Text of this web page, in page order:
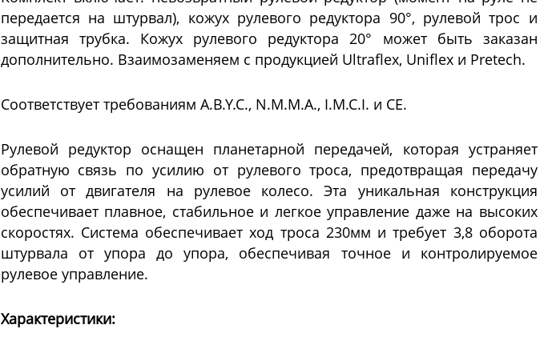
передается на штурвал), кожух рулевого редуктора 90°, рулевой трос и
защитная трубка. Кожух рулевого редуктора 20° может быть заказан
дополнительно. Взаимозаменяем с продукцией Ultraflex, Uniflex и Pretech.
Соответствует требованиям A.B.Y.C., N.M.M.A., I.M.C.I. и CE.
Рулевой редуктор оснащен планетарной передачей, которая устраняет
обратную связь по усилию от рулевого троса, предотвращая передачу
усилий от двигателя на рулевое колесо. Эта уникальная конструкция
обеспечивает плавное, стабильное и легкое управление даже на высоких
скоростях. Система обеспечивает ход троса 230мм и требует 3,8 оборота
штурвала от упора до упора, обеспечивая точное и контролируемое
рулевое управление.
Характеристики: